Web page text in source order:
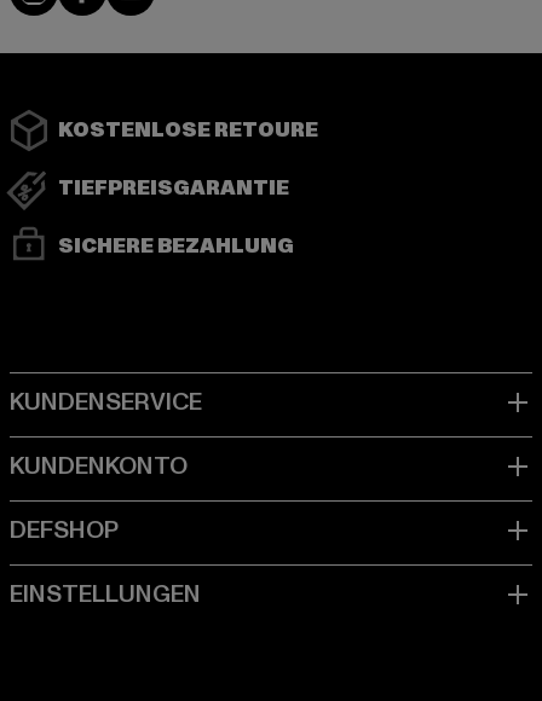
KOSTENLOSE RETOURE
TIEFPREISGARANTIE
SICHERE BEZAHLUNG